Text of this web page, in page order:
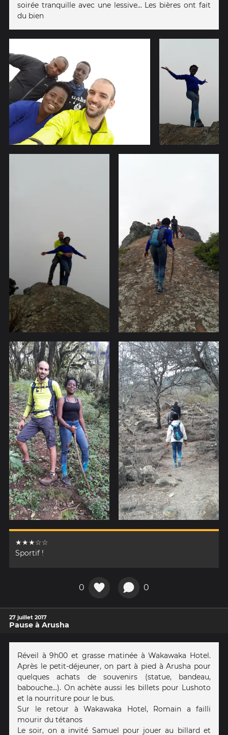
soirée tranquille avec une lessive... Les bières ont fait
du bien
★★★☆☆
Sportif !
0 0
27 juillet 2017
Pause à Arusha
Réveil à 9h00 et grasse matinée à Wakawaka Hotel.
Après le petit-déjeuner, on part à pied à Arusha pour
quelques achats de souvenirs (statue, bandeau,
babouche...). On achète aussi les billets pour Lushoto
et la nourriture pour le bus.
Sur le retour à Wakawaka Hotel, Romain a failli
mourir du tétanos
Le soir, on a invité Samuel pour jouer au billard et